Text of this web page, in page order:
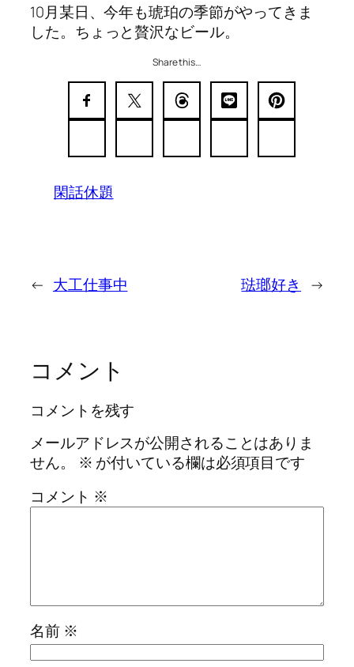
10月某日、今年も琥珀の季節がやってきま
した。ちょっと贅沢なビール。
Share this…
閑話休題
← 大工仕事中 琺瑯好き →
コメント
コメントを残す
メールアドレスが公開されることはありま
せん。
※ が付いている欄は必須項目です
コメント ※
名前 ※